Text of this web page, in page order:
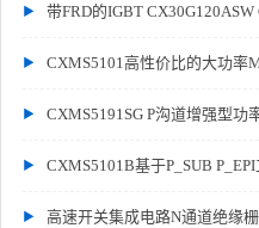
带FRD的IGBT CX30G120ASW
CXMS5101高性价比的大功率
CXMS5191SG P沟道增强型功
CXMS5101B基于P_SUB
高速开关集成电路N通道绝缘